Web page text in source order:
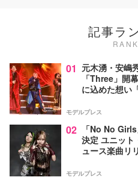
記事ラ
01 元木湧・安嶋
「Three」開
に込めた想い
モデルプレス
02
「No No
決定 ユニット
ュース楽曲リ
モデルプレス